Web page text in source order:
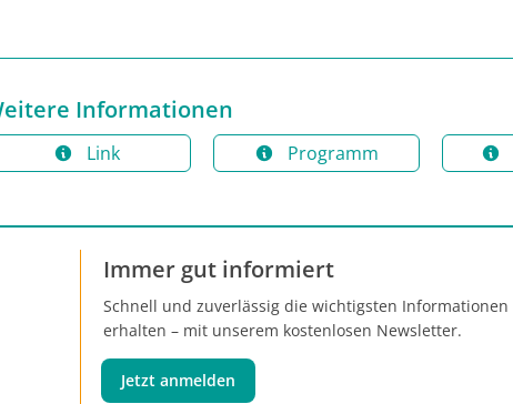
Informationen
Link Programm
Immer gut informiert
Schnell und zuverlässig die wichtigsten Informationen
erhalten – mit unserem kostenlosen Newsletter.
Jetzt anmelden